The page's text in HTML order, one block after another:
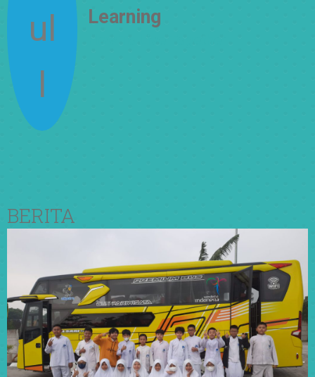
Learning
BERITA